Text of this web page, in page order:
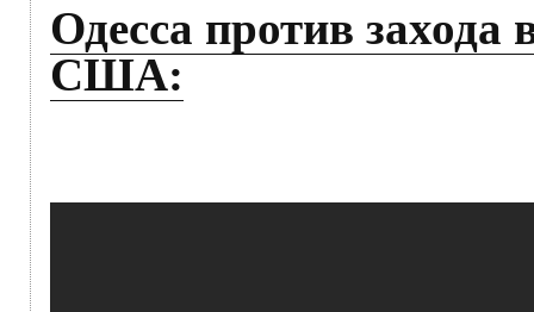
Одесса против захода
США: